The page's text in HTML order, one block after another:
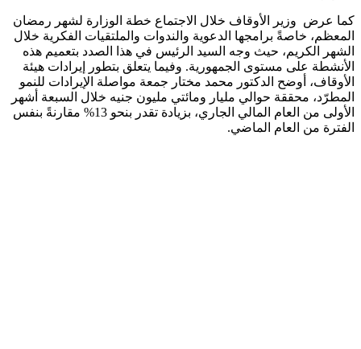
كما عرض وزير الأوقاف خلال الاجتماع خطة الوزارة لشهر رمضان
المعظم، خاصةً برامجها الدعوية والندوات والملتقيات الفكرية خلال
الشهر الكريم، حيث وجه السيد الرئيس في هذا الصدد بتعميم هذه
الأنشطة على مستوى الجمهورية. وفيما يتعلق بتطور إيرادات هيئة
الأوقاف، أوضح الدكتور محمد مختار جمعة مواصلة الإيرادات للنمو
المطرّد، محققة حوالي مليار ومائتي مليون جنيه خلال السبعة أشهر
الأولى من العام المالي الجاري، بزيادة تقدر بنحو 13% مقارنةً بنفس
الفترة من العام الماضي.